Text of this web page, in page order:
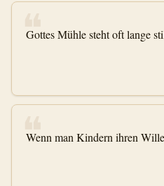
❝
Gottes Mühle steht oft lange
❝
Wenn man Kindern ihren